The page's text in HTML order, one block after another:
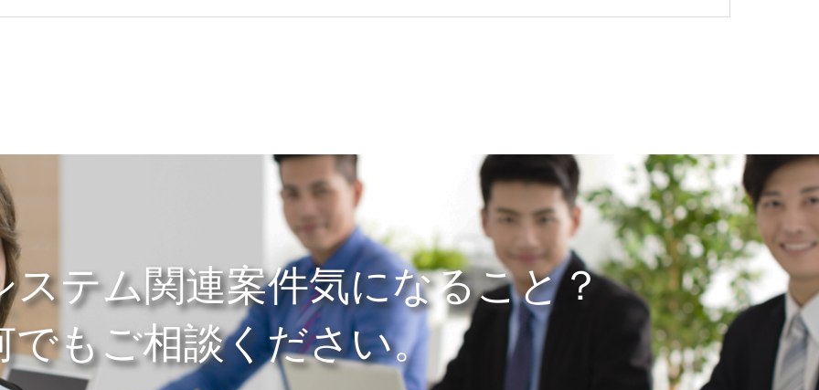
ステム関連案件気になること？
でもご相談ください。